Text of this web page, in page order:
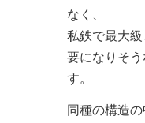
なく、
私鉄で最大
要になりそ
す。
同種の構造